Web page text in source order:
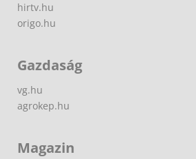
hirtv.hu
origo.hu
Gazdaság
vg.hu
agrokep.hu
Magazin